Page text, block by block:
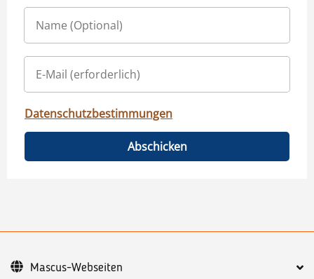
Datenschutzbestimmungen
Abschicken
Mascus-Webseiten